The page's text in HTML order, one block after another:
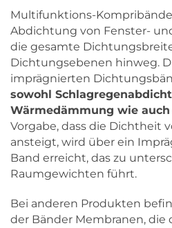
Multifunktions-
Abdichtung von Fenster-
die gesamte
Dichtungsebenen hinweg.
imprägnierten
sowohl
Wärmedämmung wie
Vorgabe, dass die Dichtheit
ansteigt, wird über ein
Band erreicht, das zu
Raumgewichten führt.
Bei anderen Produkten
der Bänder Membranen, die